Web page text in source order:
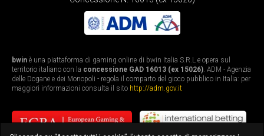
bwin è una piattaforma di gaming online di bwin Italia S.R.L e opera sul
territorio italiano con la concessione GAD 16013 (ex 15026). ADM - Agenzia
delle Dogane e dei Monopoli - regola il comparto del gioco pubblico in Italia: per
maggiori informazioni consulta il sito http://adm.gov.it